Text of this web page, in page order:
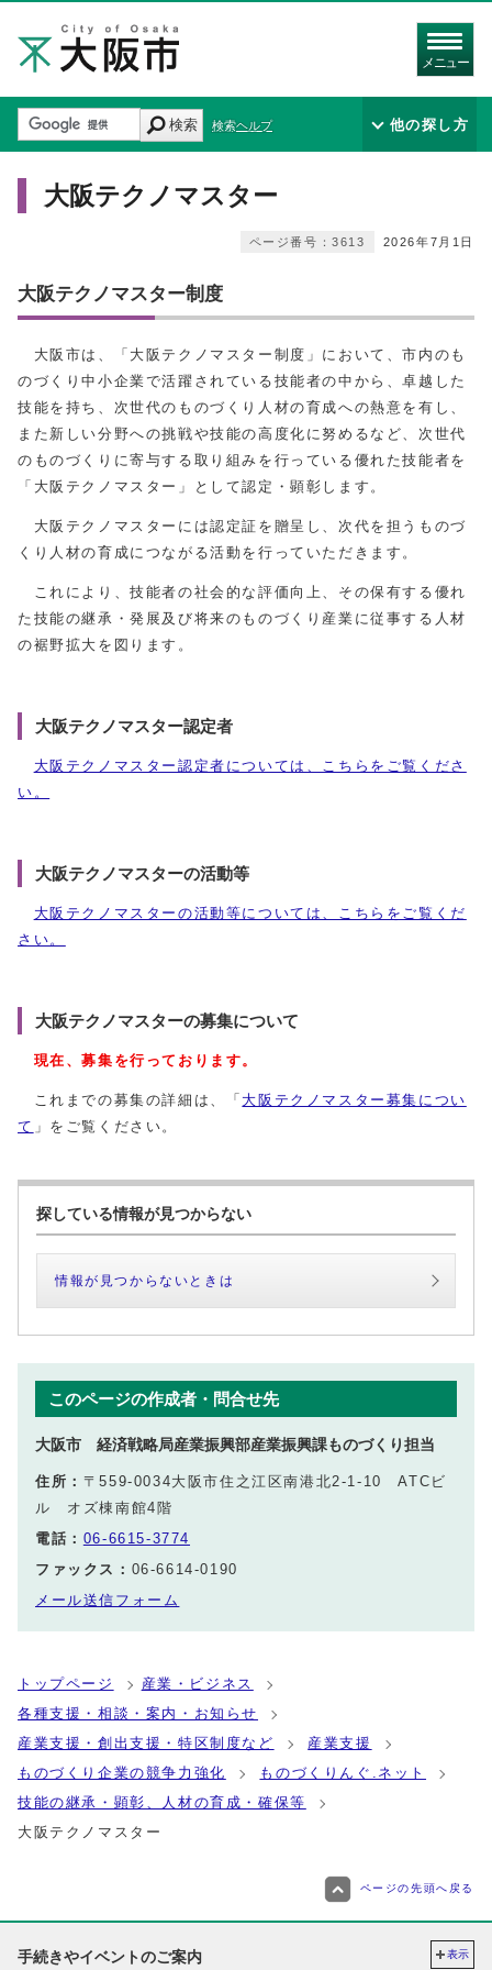
メニュー
検索 検索ヘルプ 他の探し方
大阪テクノマスター
2026年7月1日
ページ番号：3613
大阪テクノマスター制度
大阪市は、「大阪テクノマスター制度」において、市内のも
のづくり中小企業で活躍されている技能者の中から、卓越した
技能を持ち、次世代のものづくり人材の育成への熱意を有し、
また新しい分野への挑戦や技能の高度化に努めるなど、次世代
のものづくりに寄与する取り組みを行っている優れた技能者を
「大阪テクノマスター」として認定・顕彰します。
大阪テクノマスターには認定証を贈呈し、次代を担うものづ
くり人材の育成につながる活動を行っていただきます。
これにより、技能者の社会的な評価向上、その保有する優れ
た技能の継承・発展及び将来のものづくり産業に従事する人材
の裾野拡大を図ります。
大阪テクノマスター認定者
大阪テクノマスター認定者については、こちらをご覧くださ
い。
大阪テクノマスターの活動等
大阪テクノマスターの活動等については、こちらをご覧くだ
さい。
大阪テクノマスターの募集について
現在、募集を行っております。
これまでの募集の詳細は、「 大阪テクノマスター募集につい
て 」をご覧ください。
探している情報が見つからない
情報が見つからないときは
このページの作成者・問合せ先
大阪市 経済戦略局産業振興部産業振興課ものづくり担当
住所： 〒559-0034大阪市住之江区南港北2‐1‐10 ATCビ
ル オズ棟南館4階
電話： 06-6615-3774
ファックス： 06-6614-0190
メール送信フォーム
トップページ
産業・ビジネス
各種支援・相談・案内・お知らせ
産業支援・創出支援・特区制度など
産業支援
ものづくり企業の競争力強化
ものづくりんぐ.ネット
技能の継承・顕彰、人材の育成・確保等
大阪テクノマスター
ページの先頭へ戻る
手続きやイベントのご案内 表示